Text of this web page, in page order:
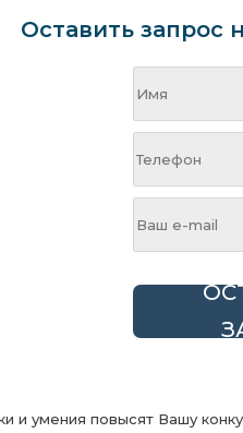
Оставить запрос
и умения повысят Вашу